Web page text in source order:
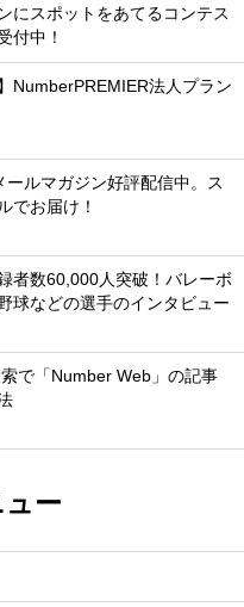
にスポットをあてるコンテス
付中！
NumberPREMIER法人プラン
ールマガジン好評配信中。ス
でお届け！
者数60,000人突破！バレーボ
球などの選手のインタビュー
で「Number Web」の記事
ー